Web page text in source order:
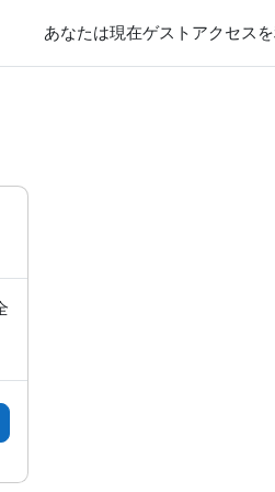
あなたは現在ゲストアクセス